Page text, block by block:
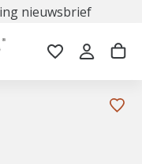
nieuwsbrief